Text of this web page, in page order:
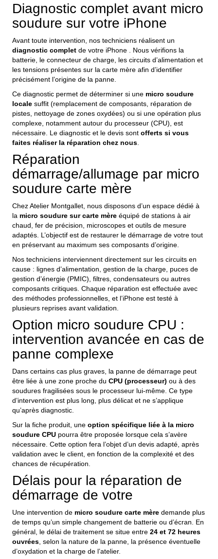
Diagnostic complet avant micro
soudure sur votre iPhone
Avant toute intervention, nos techniciens réalisent un
diagnostic complet de votre iPhone . Nous vérifions la
batterie, le connecteur de charge, les circuits d’alimentation et
les tensions présentes sur la carte mère afin d’identifier
précisément l’origine de la panne.
Ce diagnostic permet de déterminer si une micro soudure
locale suffit (remplacement de composants, réparation de
pistes, nettoyage de zones oxydées) ou si une opération plus
complexe, notamment autour du processeur (CPU), est
nécessaire. Le diagnostic et le devis sont offerts si vous
faites réaliser la réparation chez nous
Réparation
démarrage/allumage par micro
soudure carte mère
Chez Atelier Montgallet, nous disposons d’un espace dédié à
la micro soudure sur carte mère équipé de stations à air
chaud, fer de précision, microscopes et outils de mesure
adaptés. L’objectif est de restaurer le démarrage de votre tout
en préservant au maximum ses composants d’origine.
Nos techniciens interviennent directement sur les circuits en
cause : lignes d’alimentation, gestion de la charge, puces de
gestion d’énergie (PMIC), filtres, condensateurs ou autres
composants critiques. Chaque réparation est effectuée avec
des méthodes professionnelles, et l’iPhone est testé à
plusieurs reprises avant validation.
Option micro soudure CPU :
intervention avancée en cas de
panne complexe
Dans certains cas plus graves, la panne de démarrage peut
être liée à une zone proche du CPU (processeur) ou à des
soudures fragilisées sous le processeur lui-même. Ce type
d’intervention est plus long, plus délicat et ne s’applique
qu’après diagnostic.
Sur la fiche produit, une option spécifique liée à la micro
soudure CPU pourra être proposée lorsque cela s’avère
nécessaire. Cette option fera l’objet d’un devis adapté, après
validation avec le client, en fonction de la complexité et des
chances de récupération.
Délais pour la réparation de
démarrage de votre
Une intervention de micro soudure carte mère demande plus
de temps qu’un simple changement de batterie ou d’écran. En
général, le délai de traitement se situe entre 24 et 72 heures
ouvrées , selon la nature de la panne, la présence éventuelle
d’oxydation et la charge de l’atelier.